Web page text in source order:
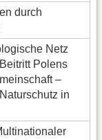
durch
Netz
Polens
–
in